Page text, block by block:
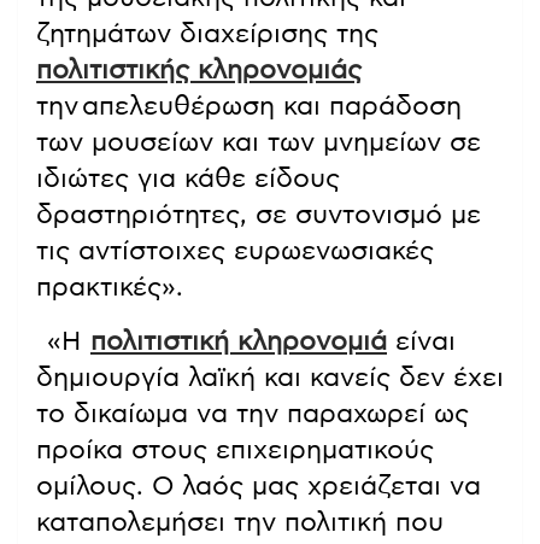
ζητημάτων διαχείρισης της
πολιτιστικής κληρονομιάς
την απελευθέρωση και παράδοση
των μουσείων και των μνημείων σε
ιδιώτες για κάθε είδους
δραστηριότητες, σε συντονισμό με
τις αντίστοιχες ευρωενωσιακές
πρακτικές».
«Η πολιτιστική κληρονομιά είναι
δημιουργία λαϊκή και κανείς δεν έχει
το δικαίωμα να την παραχωρεί ως
προίκα στους επιχειρηματικούς
ομίλους. Ο λαός μας χρειάζεται να
καταπολεμήσει την πολιτική που